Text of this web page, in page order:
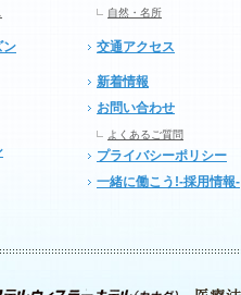
ン
自然・名所
交通アクセス
新着情報
お問い合わせ
よくあるご質問
プライバシーポリシー
一緒に働こう!-採用情報-